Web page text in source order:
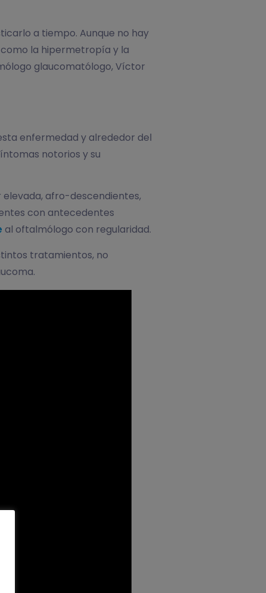
a tiempo. Aunque no hay
la hipermetropía y la
glaucomatólogo, Víctor
enfermedad y alrededor del
notorios y su
afro-descendientes,
con antecedentes
al oftalmólogo con regularidad.
tratamientos, no